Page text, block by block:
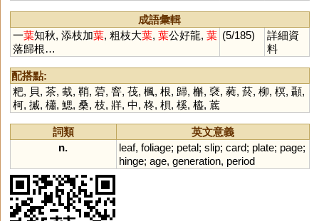
成語彙輯
一葉知秋, 添枝加葉, 粗枝大葉, 葉公好龍, 葉
落歸根…
(5/185)
詳細資
料
配搭點:
粑, 貝, 茶, 蛓, 鞘, 菪, 窨, 茷, 楓, 根, 歸, 槲, 褎, 蕤, 菸, 柳, 榠, 顳,
柯, 摵, 櫹, 鰓, 桑, 枝, 牂, 中, 柊, 梖, 榽, 橀, 菧
詞類
英文意義
n.
leaf, foliage; petal; slip; card; plate; page;
hinge; age, generation, period